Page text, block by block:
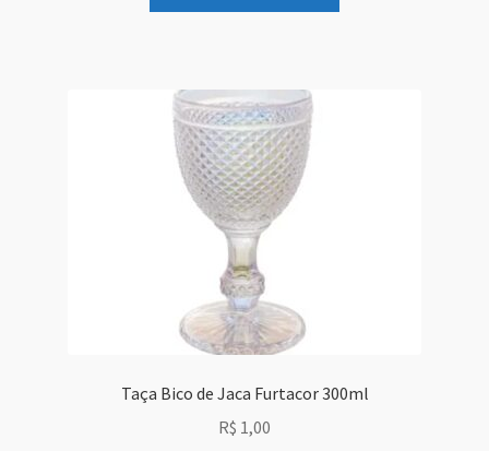
Taça Bico de Jaca Furtacor 300ml
R$ 1,00